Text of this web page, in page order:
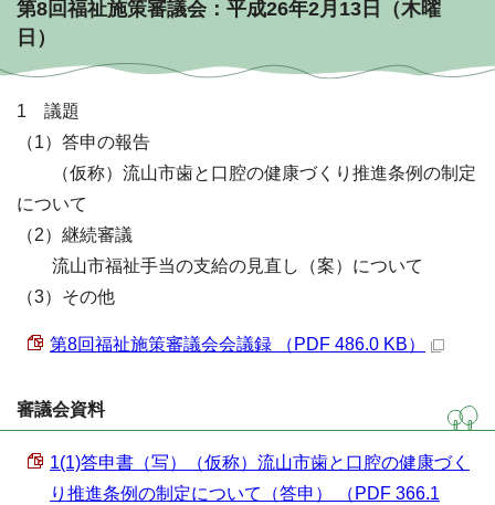
第8回福祉施策審議会：平成26年2月13日（木曜
日）
1 議題
（1）答申の報告
（仮称）流山市歯と口腔の健康づくり推進条例の制定
について
（2）継続審議
流山市福祉手当の支給の見直し（案）について
（3）その他
第8回福祉施策審議会会議録 （PDF 486.0 KB）
審議会資料
1(1)答申書（写）（仮称）流山市歯と口腔の健康づく
り推進条例の制定について（答申） （PDF 366.1